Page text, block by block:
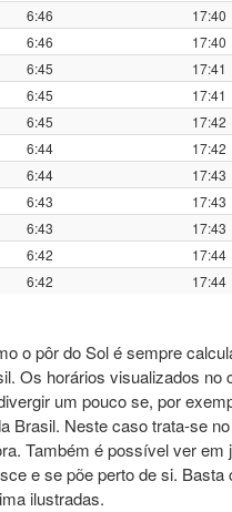
6:46
17:40
6:46
17:40
6:45
17:41
6:45
17:41
6:45
17:42
6:44
17:42
6:44
17:43
6:43
17:43
6:43
17:43
6:42
17:44
6:42 17:44
o pôr do Sol é sempre
Os horários visualizados no
um pouco se, por
Brasil. Neste caso trata-se
Também é possível ver em
e se põe perto de si. Basta
ilustradas.